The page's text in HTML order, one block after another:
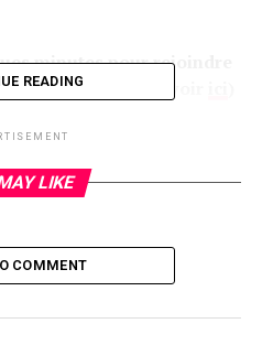
minutes pour rejoindre
de la table télé (à voir
READING
LIKE
COMMENT